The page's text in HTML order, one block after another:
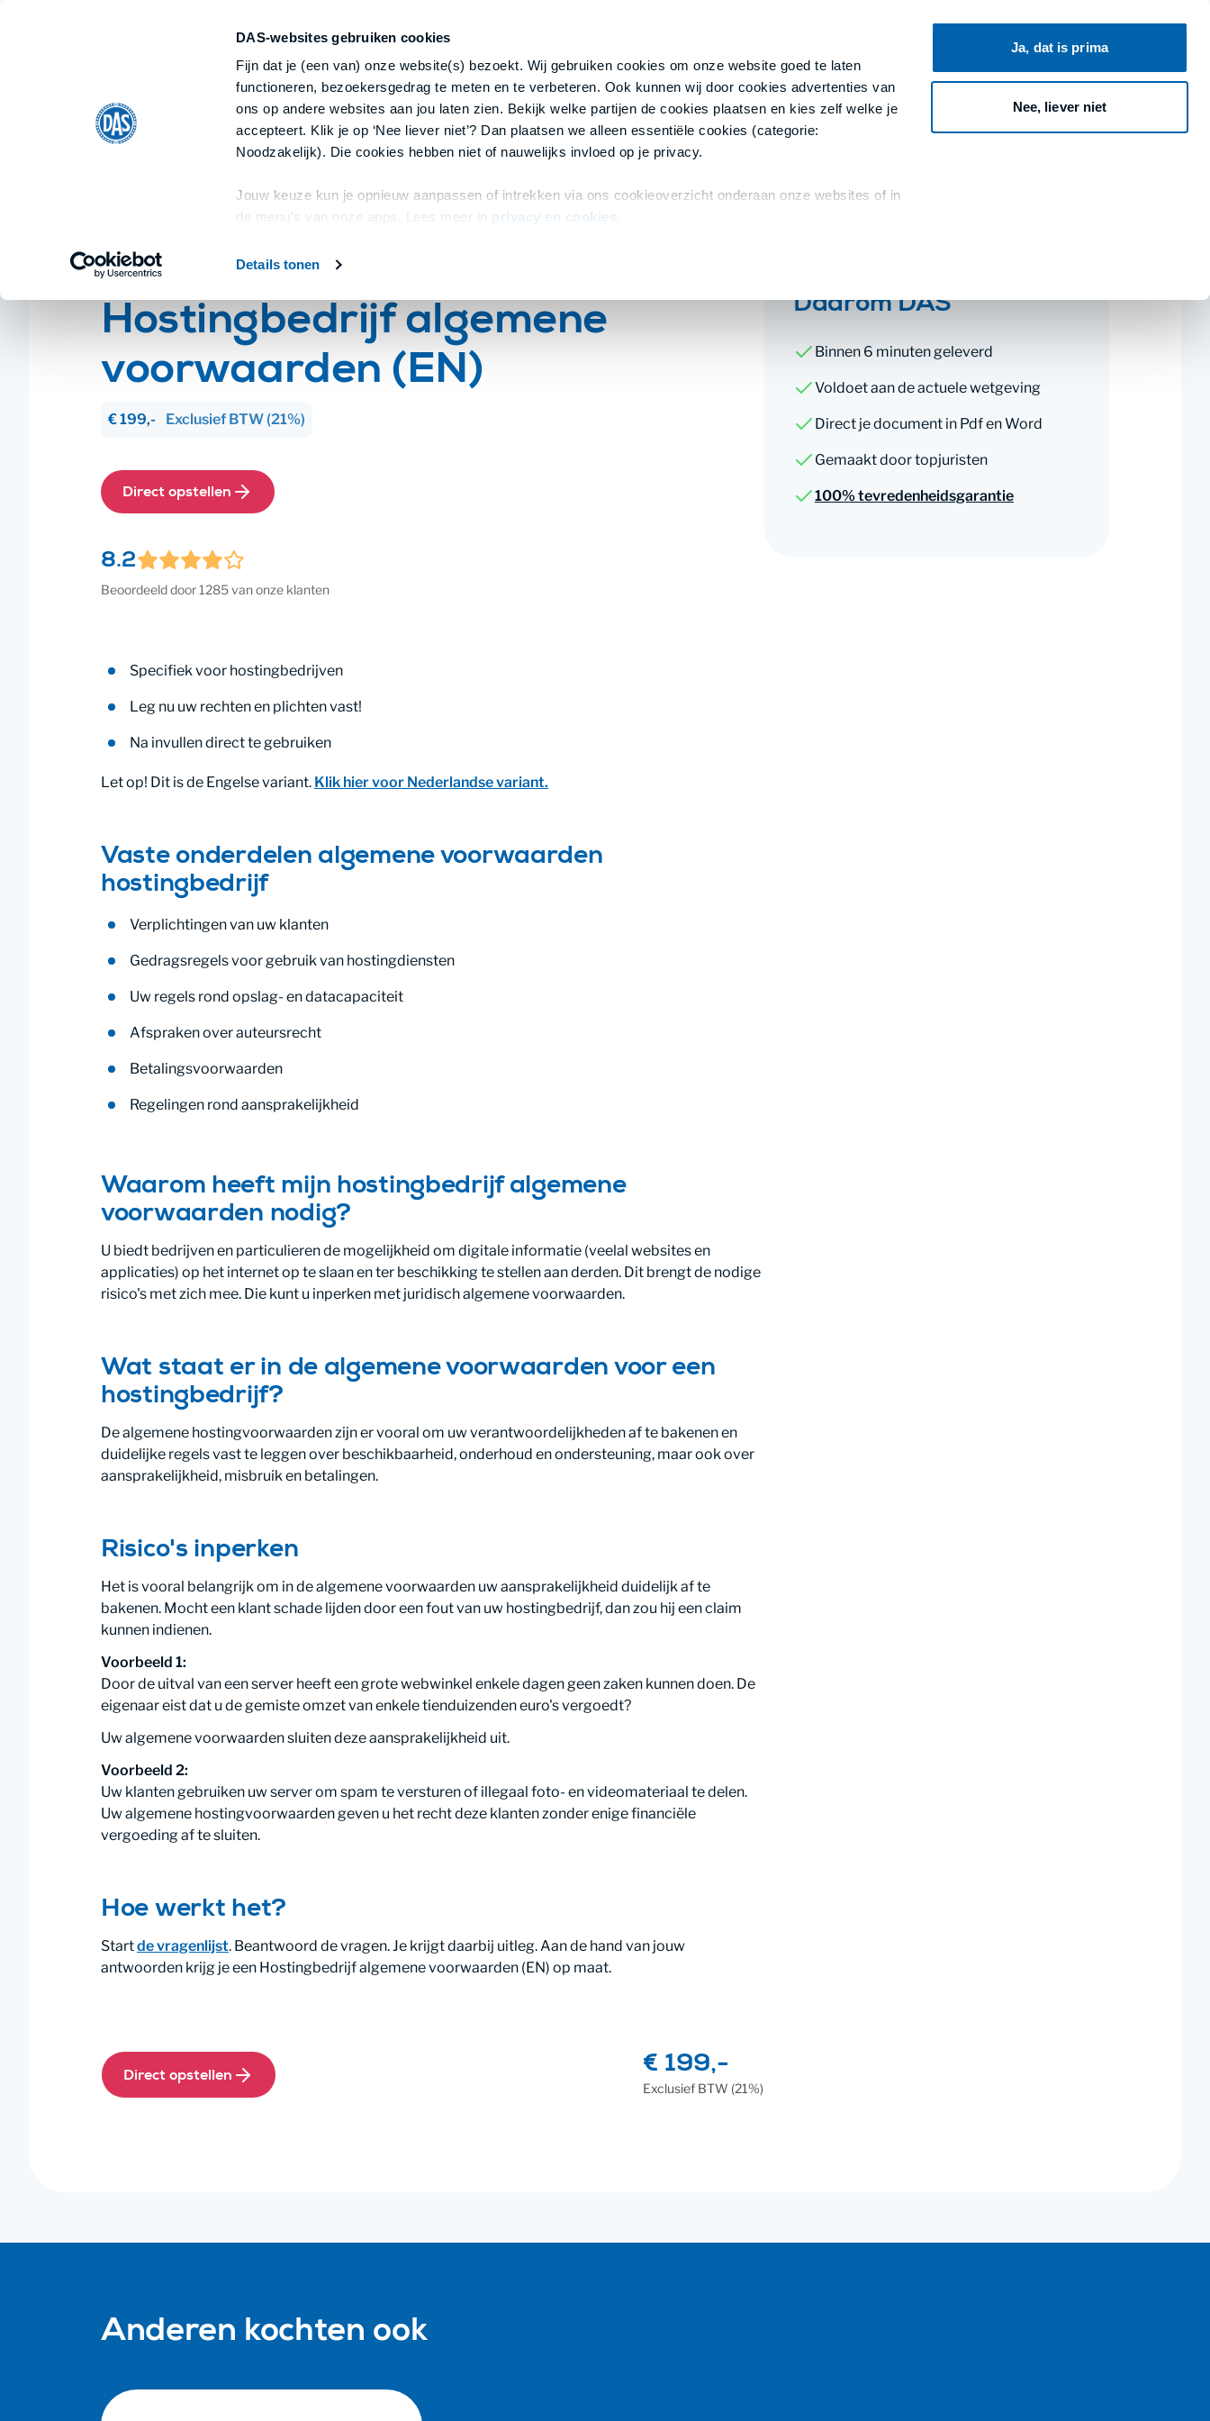
DAS-websites gebruiken cookies
Fijn dat je (een van) onze website(s) bezoekt. Wij gebruiken cookies om onze website goed te laten
functioneren, bezoekersgedrag te meten en te verbeteren. Ook kunnen wij door cookies advertenties van
ons op andere websites aan jou laten zien. Bekijk welke partijen de cookies plaatsen en kies zelf welke je
accepteert. Klik je op ‘Nee liever niet’? Dan plaatsen we alleen essentiële cookies (categorie:
Noodzakelijk). Die cookies hebben niet of nauwelijks invloed op je privacy.
Jouw keuze kun je opnieuw aanpassen of intrekken via ons cookieoverzicht onderaan onze websites of in
de menu’s van onze apps. Lees meer in privacy en cookies
Details tonen
Ja, dat is prima
Nee, liever niet
Alle documenten
Categorieën Contracten van DAS Zoeken
Algemene voorwaarden / Hostingbedrijf algemene voorwaarden (EN)
Algemene voorwaarden
Hostingbedrijf algemene
voorwaarden (EN)
€ 199,- Exclusief BTW (21%)
Direct opstellen
8.2
Beoordeeld door 1285 van onze klanten
Specifiek voor hostingbedrijven
Leg nu uw rechten en plichten vast!
Na invullen direct te gebruiken
Let op! Dit is de Engelse variant. Klik hier voor Nederlandse variant.
Vaste onderdelen algemene voorwaarden
hostingbedrijf
Verplichtingen van uw klanten
Gedragsregels voor gebruik van hostingdiensten
Uw regels rond opslag- en datacapaciteit
Afspraken over auteursrecht
Betalingsvoorwaarden
Regelingen rond aansprakelijkheid
Waarom heeft mijn hostingbedrijf algemene
voorwaarden nodig?
U biedt bedrijven en particulieren de mogelijkheid om digitale informatie (veelal websites en
applicaties) op het internet op te slaan en ter beschikking te stellen aan derden. Dit brengt de nodige
risico's met zich mee. Die kunt u inperken met juridisch algemene voorwaarden.
Wat staat er in de algemene voorwaarden voor een
hostingbedrijf?
De algemene hostingvoorwaarden zijn er vooral om uw verantwoordelijkheden af te bakenen en
duidelijke regels vast te leggen over beschikbaarheid, onderhoud en ondersteuning, maar ook over
aansprakelijkheid, misbruik en betalingen.
Risico's inperken
Het is vooral belangrijk om in de algemene voorwaarden uw aansprakelijkheid duidelijk af te
bakenen. Mocht een klant schade lijden door een fout van uw hostingbedrijf, dan zou hij een claim
kunnen indienen.
Voorbeeld 1:
Door de uitval van een server heeft een grote webwinkel enkele dagen geen zaken kunnen doen. De
eigenaar eist dat u de gemiste omzet van enkele tienduizenden euro's vergoedt?
Uw algemene voorwaarden sluiten deze aansprakelijkheid uit.
Voorbeeld 2:
Uw klanten gebruiken uw server om spam te versturen of illegaal foto- en videomateriaal te delen.
Uw algemene hostingvoorwaarden geven u het recht deze klanten zonder enige financiële
vergoeding af te sluiten.
Hoe werkt het?
Startde vragenlijst. Beantwoord de vragen. Je krijgt daarbij uitleg. Aan de hand van jouw
antwoorden krijg je een Hostingbedrijf algemene voorwaarden (EN) op maat.
€ 199,-
Exclusief BTW (21%)
Direct opstellen
Daarom DAS
Binnen 6 minuten geleverd
Voldoet aan de actuele wetgeving
Direct je document in Pdf en Word
Gemaakt door topjuristen
100% tevredenheidsgarantie
Anderen kochten ook